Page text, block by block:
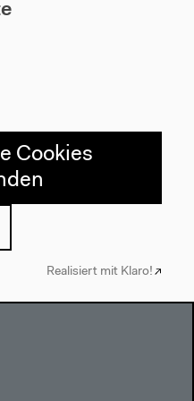
Cookies
Realisiert mit Klaro!